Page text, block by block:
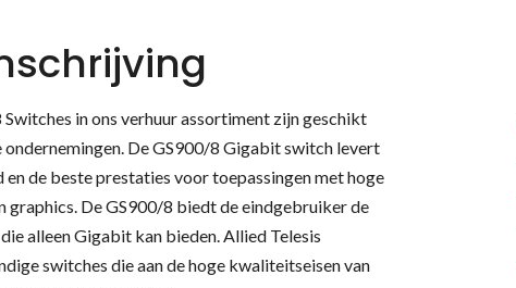
in ons verhuur assortiment zijn geschikt
De GS900/8 Gigabit switch levert
en de beste prestaties voor toepassingen met hoge
graphics. De GS900/8 biedt de eindgebruiker de
alleen Gigabit kan bieden. Allied Telesis
switches die aan de hoge kwaliteitseisen van